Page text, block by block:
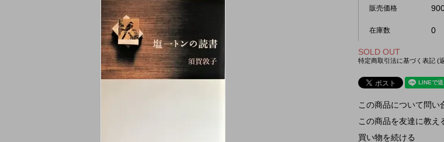
販売価格
在庫数 0
SOLD OUT
特定商取引法に基づく表記 (
この商品について問い
この商品を友達に教え
買い物を続ける